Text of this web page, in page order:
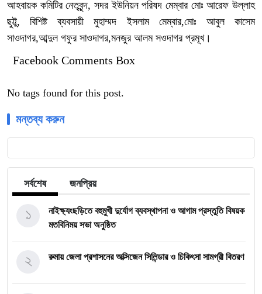
আহবায়ক কমিটির নেতৃবৃন্দ, সদর ইউনিয়ন পরিষদ মেম্বার মোঃ আরেফ উল্লাহ
ছুট্টু, বিশিষ্ট ব্যবসায়ী মুহাম্মদ ইসলাম মেম্বার,মোঃ আবুল কাসেম
সাওদাগর,আব্দুল গফুর সাওদাগর,মনজুর আলম সওদাগর প্রমূখ।
Facebook Comments Box
No tags found for this post.
মন্তব্য করুন
সর্বশেষ জনপ্রিয়
নাইক্ষ্যংছড়িতে বহুমুখী দুর্যোগ ব্যবস্থাপনা ও আগাম প্রস্তুতি বিষয়ক
মতবিনিময় সভা অনুষ্ঠিত
১
রুমায় জেলা প্রশাসনের অক্সিজেন সিলিন্ডার ও চিকিৎসা সামগ্রী বিতরণ
২